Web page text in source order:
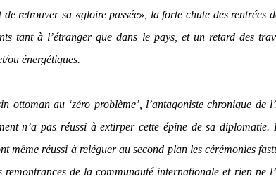
de retrouver sa «gloire passée», la forte chute des rentrées
tant à l’étranger que dans le pays, et un retard des
ou énergétiques.
ottoman au ‘zéro problème’, l’antagoniste chronique
n’a pas réussi à extirper cette épine de sa
même réussi à reléguer au second plan les cérémonies
remontrances de la communauté internationale et rien ne